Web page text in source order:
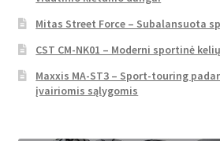
Mitas Street Force – Subalansuota
CST CM-NK01 – Moderni sportinė
Maxxis MA-ST3 – Sport-touring
įvairiomis sąlygomis